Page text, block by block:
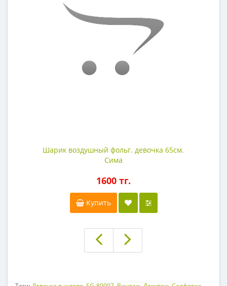
Шарик воздушный фольг. девочка 65см.
Сима
1600 тг.
Купить